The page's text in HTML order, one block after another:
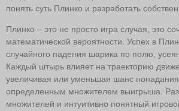
понять суть Плинко и разработать
Плинко – это не просто игра случая, это
математической вероятности. Успех в
случайного падения шарика по полю,
Каждый штырь влияет на траекторию
увеличивая или уменьшая шанс попадания
определенным множителем выигрыша.
множителей и интуитивно понятный